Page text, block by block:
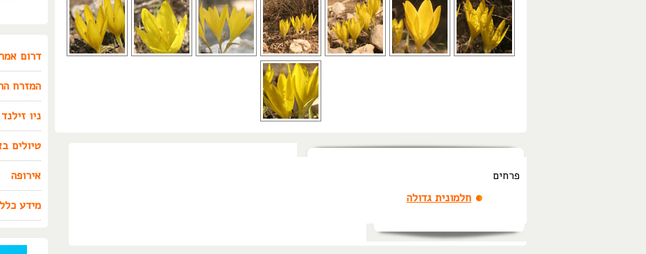
פרחים
חלמונית גדולה
דרום
המזרח
ניו זילנד
טיולים
אירופה
מידע